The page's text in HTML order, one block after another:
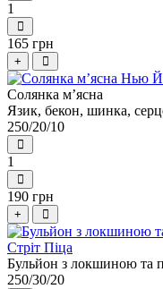
1
165 грн
+
Солянка м’ясна
Язик, бекон, шинка,
250/20/10
1
190 грн
+
Бульйон з локшиною та
250/30/20